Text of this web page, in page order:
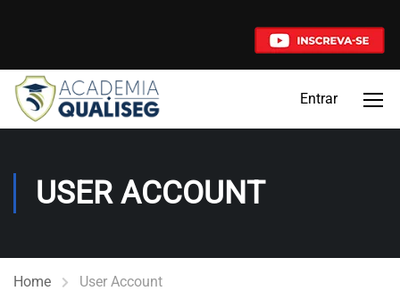
Entrar
USER ACCOUNT
Home User Account